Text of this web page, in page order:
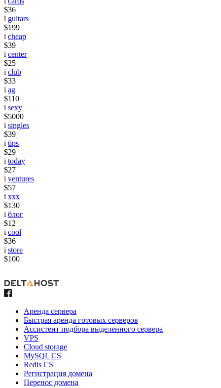
$36
i guitars
$199
i cheap
$39
i center
$25
i club
$33
i ag
$110
i sexy
$5000
i singles
$39
i tips
$29
i today
$27
i ventures
$57
i xxx
$130
i блог
$12
i cool
$36
i store
$100
Аренда сервера
Быстрая аренда готовых серверов
Ассистент подбора выделенного сервера
VPS
Cloud storage
MySQL CS
Redis CS
Регистрация домена
Перенос домена